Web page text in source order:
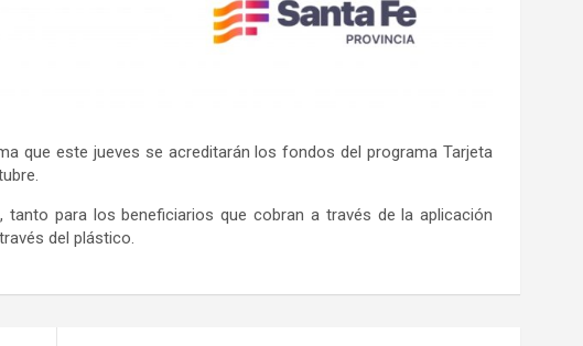
que este jueves se acreditarán los fondos del programa Tarjeta
para los beneficiarios que cobran a través de la aplicación
del plástico.